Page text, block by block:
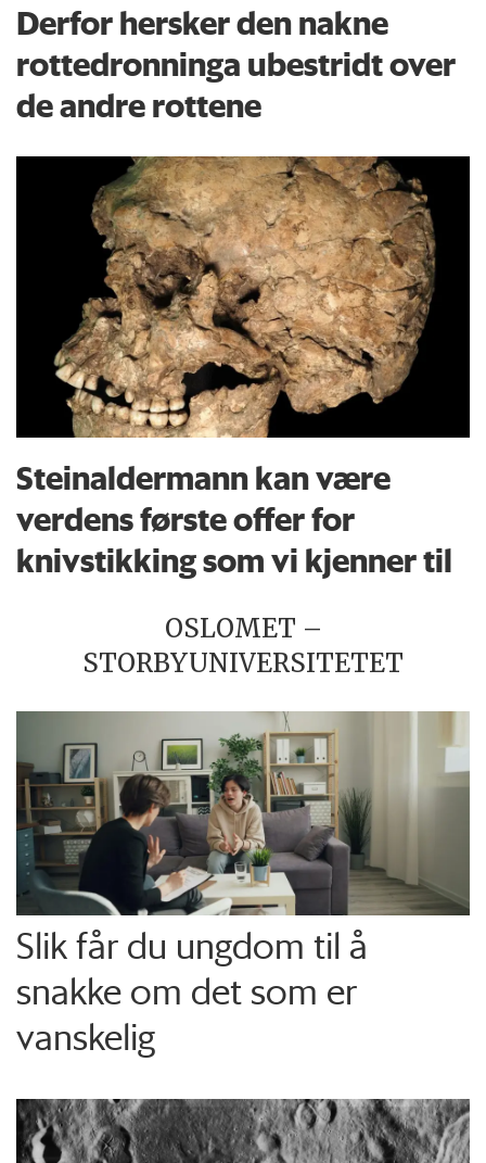
Derfor hersker den nakne
rottedronninga ubestridt over
de andre rottene
Steinaldermann kan være
verdens første offer for
knivstikking som vi kjenner til
OSLOMET –
STORBYUNIVERSITETET
Slik får du ungdom til å
snakke om det som er
vanskelig